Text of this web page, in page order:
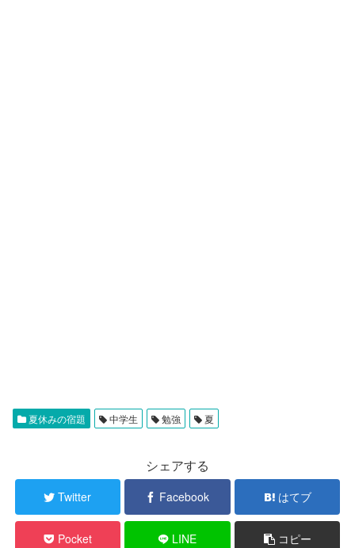
夏休みの宿題 中学生 勉強 夏
シェアする
Twitter Facebook はてブ
Pocket LINE コピー